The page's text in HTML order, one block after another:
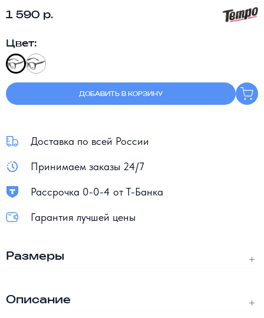
1 590 р.
Цвет:
ДОБАВИТЬ В КОРЗИНУ
Доставка по всей России
Принимаем заказы 24/7
Рассрочка 0-0-4 от Т-Банка
Гарантия лучшей цены
Размеры
Описание